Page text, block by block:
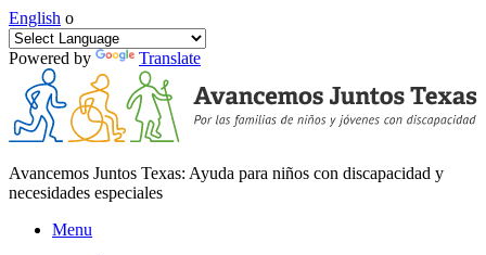
English o
Powered by Translate
Avancemos Juntos Texas: Ayuda para niños con discapacidad y
necesidades especiales
Menu